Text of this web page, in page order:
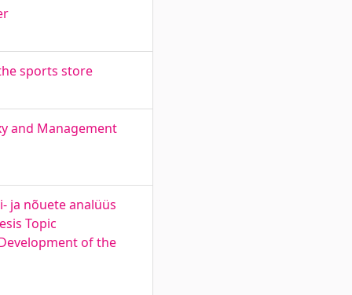
sports store
and Management
ja nõuete analüüs
Topic
of the